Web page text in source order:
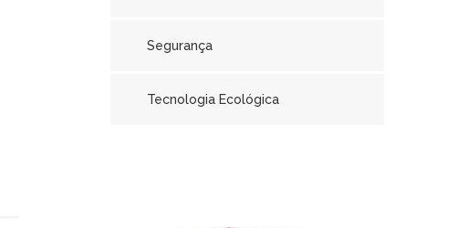
Segurança
Tecnologia Ecológica